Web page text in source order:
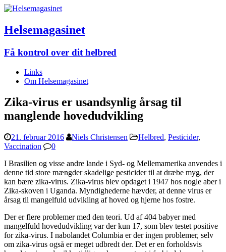
Helsemagasinet
Få kontrol over dit helbred
Links
Om Helsemagasinet
Zika-virus er usandsynlig årsag til
manglende hovedudvikling
21. februar 2016 Niels Christensen Helbred, Pesticider,
Vaccination
0
I Brasilien og visse andre lande i Syd- og Mellemamerika anvendes i
denne tid store mængder skadelige pesticider til at dræbe myg, der
kan bære zika-virus. Zika-virus blev opdaget i 1947 hos nogle aber i
Zika-skoven i Uganda. Myndighederne hævder, at denne virus er
årsag til mangelfuld udvikling af hoved og hjerne hos fostre.
Der er flere problemer med den teori. Ud af 404 babyer med
mangelfuld hovedudvikling var der kun 17, som blev testet positive
for zika-virus. I nabolandet Columbia er der ingen problemer, selv
om zika-virus også er meget udbredt der. Det er en forholdsvis